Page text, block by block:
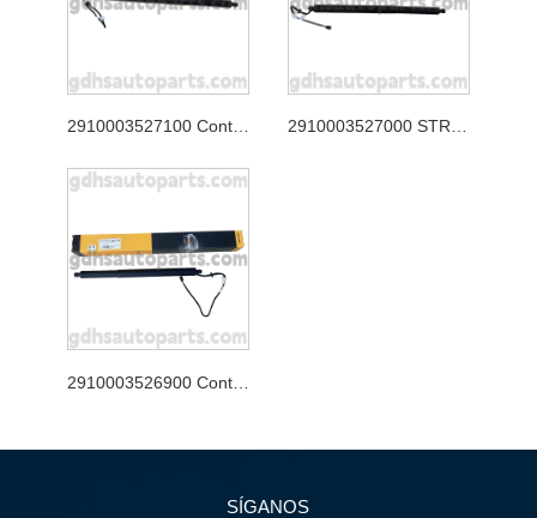
2910003527100 Continental Tailgate Strut para Jaguar XJ, Jaguar F-Pace Oe no. T4A49350
2910003526900 Continental Tailgate Strut para nuevo Range Rover Evoque Oe no. LR172984
SÍGANOS